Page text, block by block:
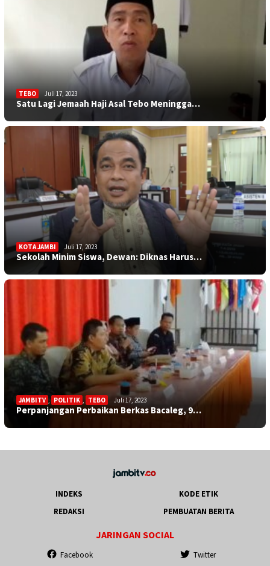
TEBO Juli 17, 2023
Satu Lagi Jemaah Haji Asal Tebo Meningga…
KOTA JAMBI Juli 17, 2023
Sekolah Minim Siswa, Dewan: Diknas Harus…
JAMBITV , POLITIK , TEBO Juli 17, 2023
Perpanjangan Perbaikan Berkas Bacaleg, 9…
INDEKS
KODE ETIK
REDAKSI
PEMBUATAN BERITA
JARINGAN SOCIAL
Facebook Twitter